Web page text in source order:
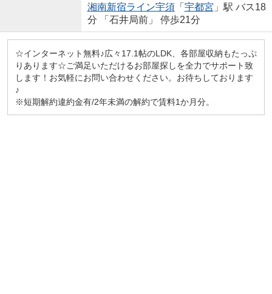
湘南新宿ライン宇須「 宇都宮 」駅 バス18
分 「石井局前」 停歩21分
☆インターネット無料♪広々17.1帖のLDK、各部屋収納もたっぷ
りあります☆ご満足いただけるお部屋探しを全力でサポート致
します！お気軽にお問い合わせください。お待ちしております
♪
※短期解約違約金有/2年未満の解約で賃料1か月分。